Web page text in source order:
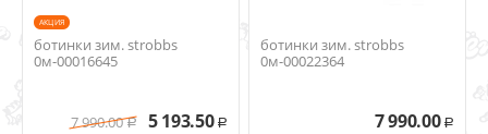
AКЦИЯ
ботинки зим. strobbs
0м-00016645
7 990.00 Р 5 193.50 Р
ботинки зим. strobbs
0м-00022364
7 990.00 Р